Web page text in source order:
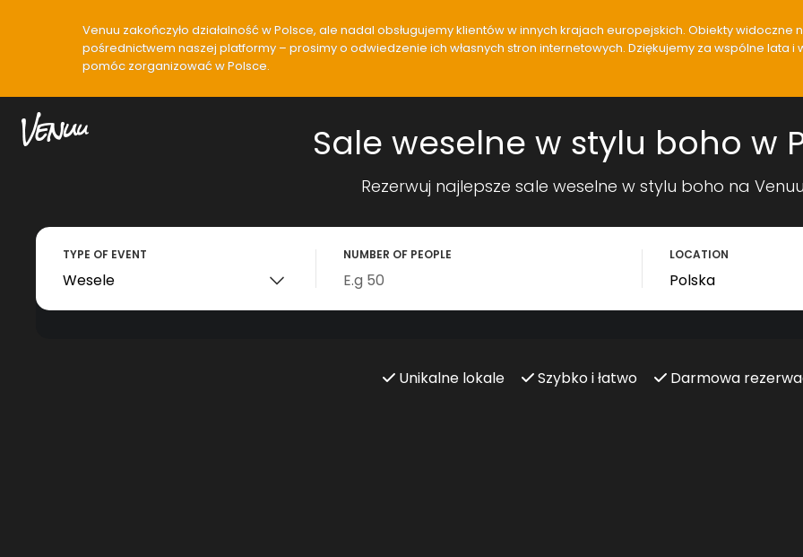
Venuu zakończyło działalność w Polsce, ale nadal obsługujemy klientów w innych krajach europejskich. Obiekty widoczne
pośrednictwem naszej platformy – prosimy o odwiedzenie ich własnych stron internetowych. Dziękujemy za wspólne lata
pomóc zorganizować w Polsce.
Sale weselne w stylu boho w
Rezerwuj najlepsze sale weselne w stylu boho na
TYPE OF EVENT NUMBER OF PEOPLE LOCATION
Unikalne lokale Szybko i łatwo Darmowa